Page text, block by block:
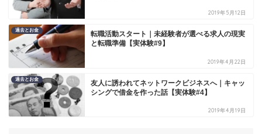
2019年5月12日
過去とお金
転職活動スタート｜未経験者が選べる求人の現実
と転職準備【実体験#9】
2019年4月22日
過去とお金
友人に誘われてネットワークビジネスへ｜キャッ
シングで借金を作った話【実体験#4】
2019年4月19日